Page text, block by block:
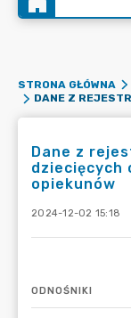
STRONA GŁÓWNA
Dane z
dziecięcych
opiekunów
2024-12-02 15:18
ODNOŚNIKI